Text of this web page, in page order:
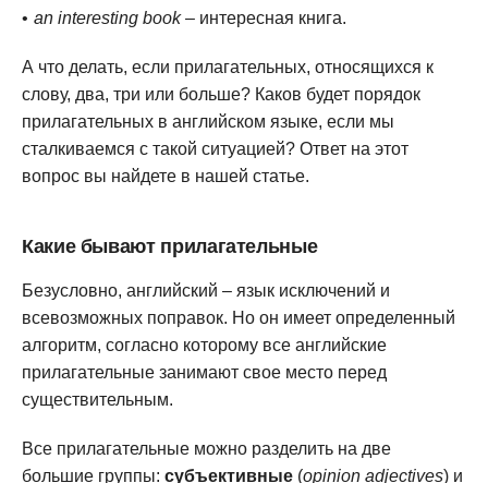
an interesting book– интересная книга.
А что делать, если прилагательных, относящихся к
слову, два, три или больше? Каков будет порядок
прилагательных в английском языке, если мы
сталкиваемся с такой ситуацией? Ответ на этот
вопрос вы найдете в нашей статье.
Какие бывают прилагательные
Безусловно, английский – язык исключений и
всевозможных поправок. Но он имеет определенный
алгоритм, согласно которому все английские
прилагательные занимают свое место перед
существительным.
Все прилагательные можно разделить на две
большие группы: субъективные (opinion adjectives) и